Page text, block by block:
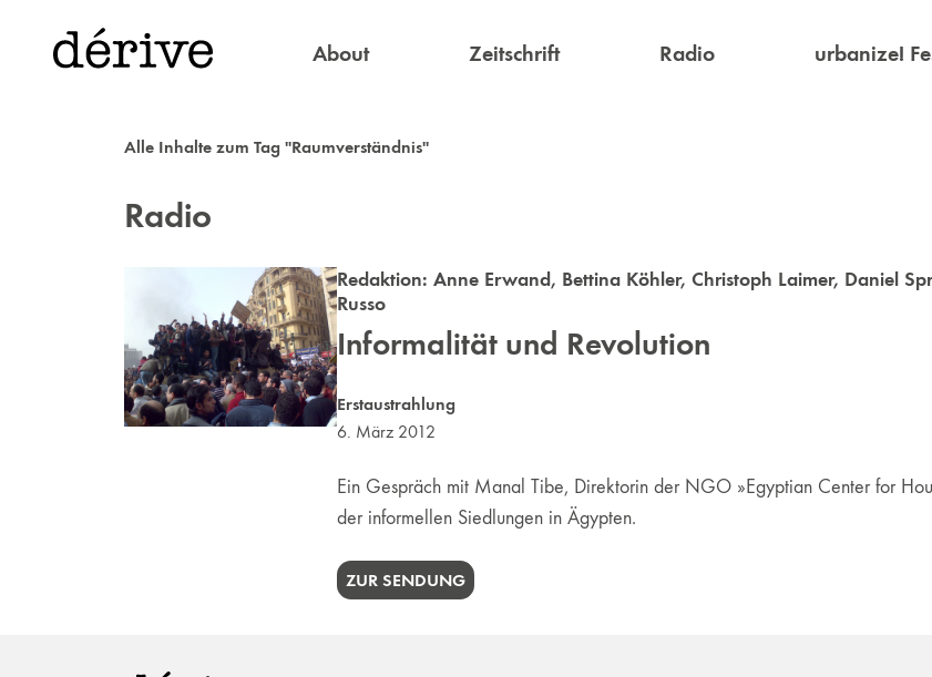
About Zeitschrift Radio urbanize!
Alle Inhalte zum Tag "Raumverständnis"
Radio
Redaktion: Anne Erwand, Bettina Köhler, Christoph Laimer, Daniel
Russo
Informalität und Revolution
Erstaustrahlung
6. März 2012
Ein Gespräch mit Manal Tibe, Direktorin der NGO »Egyptian Center for
der informellen Siedlungen in Ägypten.
ZUR SENDUNG